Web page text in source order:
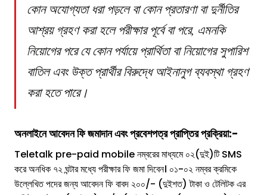
কোন অযোগ্যতা ধরা পড়লে বা কোন প্রতারণা বা দুর্নীতির
আশ্রয় গ্রহণ করা হলে পরীক্ষার পূর্বে বা পরে, এমনকি
নিয়োগের পরে যে কোন পর্যায়ে প্রার্থিতা বা নিয়োগের সুপারিশ
বাতিল এবং উক্ত প্রার্থীর বিরুদ্ধে আইনানুগ ব্যবস্থা গ্রহণ
করা হতে পারে।
অনলাইনে আবেদন ফি জমাদান এবং প্রবেশপত্র প্রাপ্তির প্রক্রিয়া:-
Teletalk pre-paid mobile নম্বরের মাধ্যমে ০২(দুই)টি SMS
করে অনধিক ৭২ ঘন্টার মধ্যে পরীক্ষার ফি জমা দিবেন। ০১-০২ নম্বর ক্রমিকে
উল্লেখিত পদের জন্য আবেদন ফি বাবদ ২০০/- (দুইশত) টাকা ও টেলিটক এর